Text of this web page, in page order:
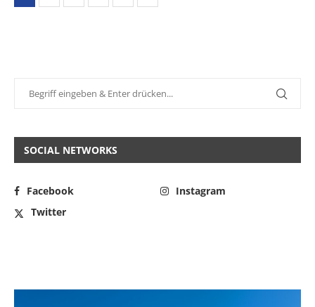
SOCIAL NETWORKS
Facebook
Instagram
Twitter